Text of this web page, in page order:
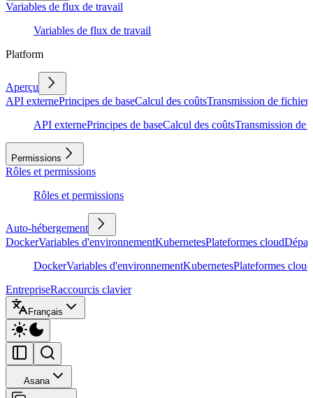
Variables de flux de travail
Variables de flux de travail
Platform
Aperçu
API externePrincipes de baseCalcul des coûtsTransmission de fichiers
API externePrincipes de baseCalcul des coûtsTransmission de
Permissions
Rôles et permissions
Rôles et permissions
Auto-hébergement
DockerVariables d'environnementKubernetesPlateformes cloud
DockerVariables d'environnementKubernetesPlateformes cloud
EntrepriseRaccourcis clavier
Français
Asana